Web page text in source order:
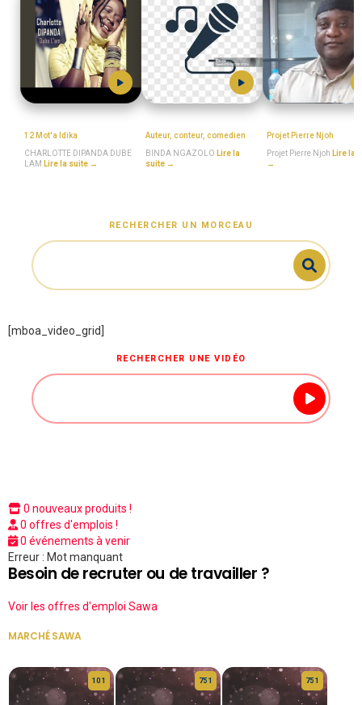
12 Mot'a Idika
CHARLOTTE DIPANDA DUBE
LAM Lire la suite →
Auteur, conteur, comedien
BINDA NGAZOLO Lire la
suite →
Projet Pierre Njoh
Projet Pierre Njoh Lire la
→
RECHERCHER UN MORCEAU
[mboa_video_grid]
RECHERCHER UNE VIDÉO
0 nouveaux produits !
0 offres d'emplois !
0 événements à venir
Erreur : Mot manquant
Besoin de recruter ou de travailler ?
Voir les offres d'emploi Sawa
MARCHÉ SAWA
10 1 75 1 75 1